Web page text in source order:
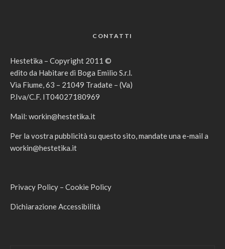
CONTATTI
Hestetika – Copyright 2011 ©
edito da Habitare di Boga Emilio S.r.l.
Via Fiume, 63 – 21049 Tradate – (Va)
P.Iva/C.F. IT04027180969
Mail: workin@hestetika.it
Per la vostra pubblicità su questo sito, mandate una e-mail a
workin@hestetika.it
Privacy Policy – Cookie Policy
Dichiarazione Accessibilità